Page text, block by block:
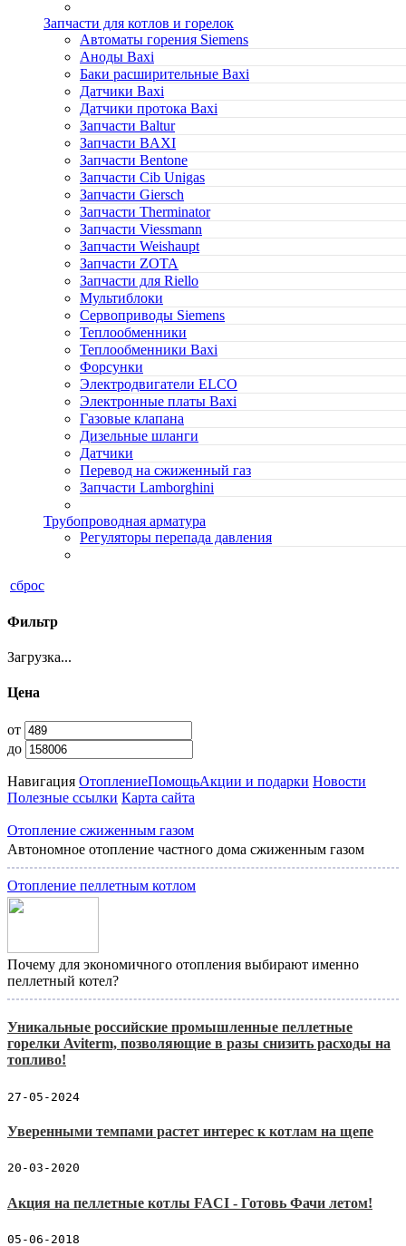
Запчасти для котлов и горелок
Автоматы горения Siemens
Аноды Baxi
Баки расширительные Baxi
Датчики Baxi
Датчики протока Baxi
Запчасти Baltur
Запчасти BAXI
Запчасти Bentone
Запчасти Cib Unigas
Запчасти Giersch
Запчасти Therminator
Запчасти Viessmann
Запчасти Weishaupt
Запчасти ZOTA
Запчасти для Riello
Мультиблоки
Сервоприводы Siemens
Теплообменники
Теплообменники Baxi
Форсунки
Электродвигатели ELCO
Электронные платы Baxi
Газовые клапана
Дизельные шланги
Датчики
Перевод на сжиженный газ
Запчасти Lamborghini
Трубопроводная арматура
Регуляторы перепада давления
сброс
Фильтр
Загрузка...
Цена
от
до
Навигация ОтоплениеПомощьАкции и подарки Новости
Полезные ссылки Карта сайта
Отопление сжиженным газом
Автономное отопление частного дома сжиженным газом
Отопление пеллетным котлом
Почему для экономичного отопления выбирают именно
пеллетный котел?
Уникальные российские промышленные пеллетные
горелки Aviterm, позволяющие в разы снизить расходы на
топливо!
27-05-2024
Уверенными темпами растет интерес к котлам на щепе
20-03-2020
Акция на пеллетные котлы FACI - Готовь Фачи летом!
05-06-2018